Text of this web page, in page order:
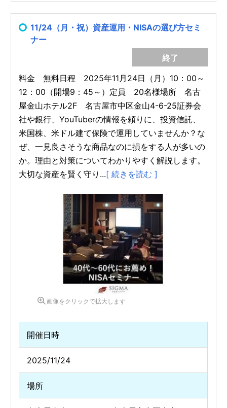
11/24（月・祝）資産運用・NISAの選び方セミ
ナー
終了
料金 無料日程 2025年11月24日（月）10：00～
12：00（開場9：45～）定員 20名様場所 名古
屋金山ホテル2F 名古屋市中区金山4-6-25証券会
社や銀行、YouTuberの情報を頼りに、投資信託、
米国株、米ドル建て保険で運用していませんか？な
ぜ、一見良さそうな商品なのに損をする人が多いの
か。理由と対策についてわかりやすく解説します。
大切な資産を賢く守り...[ 続きを読む ]
画像をクリックで拡大します
開催日時
2025/11/24
場所